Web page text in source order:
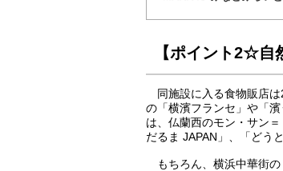
【ポイント2☆自
同施設に入る食物販店は
の「横濱フランセ」や「
は、仏蘭西のモン・サン
だるま JAPAN」、「どう
もちろん、横浜中華街